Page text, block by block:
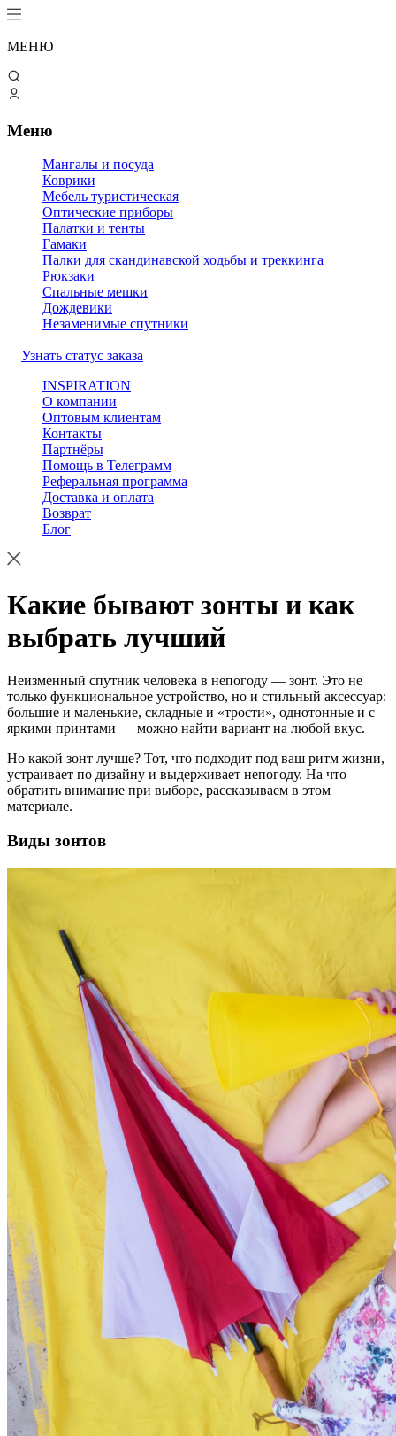
МЕНЮ
Меню
Мангалы и посуда
Коврики
Мебель туристическая
Оптические приборы
Палатки и тенты
Гамаки
Палки для скандинавской ходьбы и треккинга
Рюкзаки
Спальные мешки
Дождевики
Незаменимые спутники
Узнать статус заказа
INSPIRATION
О компании
Оптовым клиентам
Контакты
Партнёры
Помощь в Телеграмм
Реферальная программа
Доставка и оплата
Возврат
Блог
Какие бывают зонты и как
выбрать лучший
Неизменный спутник человека в непогоду — зонт. Это не
только функциональное устройство, но и стильный аксессуар:
большие и маленькие, складные и «трости», однотонные и с
яркими принтами — можно найти вариант на любой вкус.
Но какой зонт лучше? Тот, что подходит под ваш ритм жизни,
устраивает по дизайну и выдерживает непогоду. На что
обратить внимание при выборе, рассказываем в этом
материале.
Виды зонтов